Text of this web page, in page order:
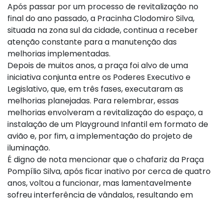
Após passar por um processo de revitalização no
final do ano passado, a Pracinha Clodomiro Silva,
situada na zona sul da cidade, continua a receber
atenção constante para a manutenção das
melhorias implementadas.
Depois de muitos anos, a praça foi alvo de uma
iniciativa conjunta entre os Poderes Executivo e
Legislativo, que, em três fases, executaram as
melhorias planejadas. Para relembrar, essas
melhorias envolveram a revitalização do espaço, a
instalação de um Playground Infantil em formato de
avião e, por fim, a implementação do projeto de
iluminação.
É digno de nota mencionar que o chafariz da Praça
Pompílio Silva, após ficar inativo por cerca de quatro
anos, voltou a funcionar, mas lamentavelmente
sofreu interferência de vândalos, resultando em